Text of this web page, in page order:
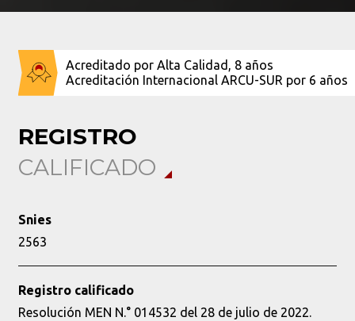
Acreditado por Alta Calidad, 8 años
Acreditación Internacional ARCU-SUR por 6 años
REGISTRO
CALIFICADO
Snies
2563
Registro calificado
Resolución MEN N.° 014532 del 28 de julio de 2022.